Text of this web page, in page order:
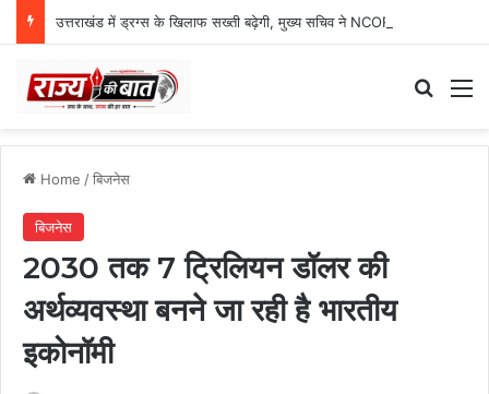
Home /बिजनेस
बिजनेस
2030 तक 7 ट्रिलियन डॉलर की
अर्थव्यवस्था बनने जा रही है भारतीय
इकोनॉमी